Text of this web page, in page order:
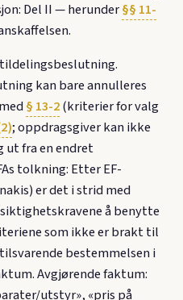
Del II — herunder§§ 11-
kan bare annulleres
§ 13-2(kriterier for valg
; oppdragsgiver kan ikke
ut fra en endret
tolkning: Etter EF-
er det i strid med
å benytte
som ikke er brakt til
bestemmelsen i
Avgjørende faktum:
utstyr», «pris på